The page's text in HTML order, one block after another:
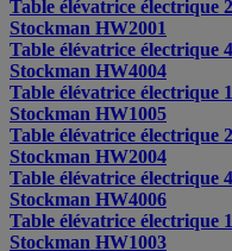
Table élévatrice électrique
Stockman HW2001
Table élévatrice électrique
Stockman HW4004
Table élévatrice électrique
Stockman HW1005
Table élévatrice électrique
Stockman HW2004
Table élévatrice électrique
Stockman HW4006
Table élévatrice électrique
Stockman HW1003